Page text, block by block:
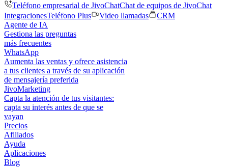
Teléfono empresarial de JivoChatChat de equipos de JivoChat
IntegracionesTeléfono Plus Video llamadas
CRM
Agente de IA
Gestiona las preguntas
más frecuentes
WhatsApp
Aumenta las ventas y ofrece asistencia
a tus clientes a través de su aplicación
de mensajería preferida
JivoMarketing
Capta la atención de tus visitantes:
capta su interés antes de que se
vayan
Precios
Afiliados
Ayuda
Aplicaciones
Blog